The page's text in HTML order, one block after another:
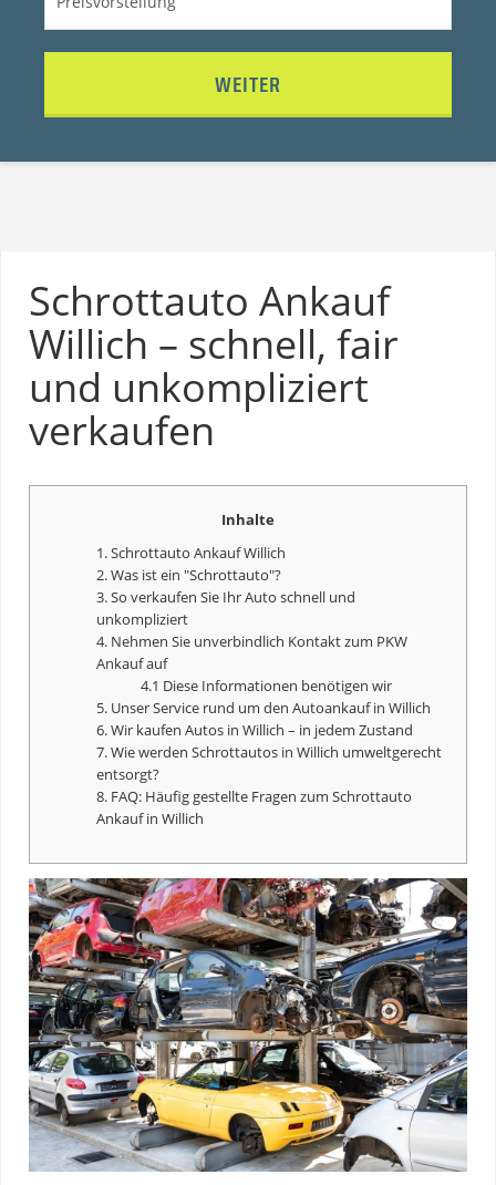
WEITER
Schrottauto Ankauf
Willich – schnell, fair
und unkompliziert
verkaufen
Inhalte
1. Schrottauto Ankauf Willich
2. Was ist ein "Schrottauto"?
3. So verkaufen Sie Ihr Auto schnell und
unkompliziert
4. Nehmen Sie unverbindlich Kontakt zum PKW
Ankauf auf
4.1 Diese Informationen benötigen wir
5. Unser Service rund um den Autoankauf in Willich
6. Wir kaufen Autos in Willich – in jedem Zustand
7. Wie werden Schrottautos in Willich umweltgerecht
entsorgt?
8. FAQ: Häufig gestellte Fragen zum Schrottauto
Ankauf in Willich